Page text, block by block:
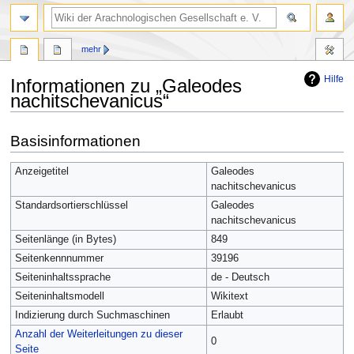
Hilfe
Informationen zu „Galeodes
nachitschevanicus“
Navigation
springen
Suche
springen
Basisinformationen
Anzeigetitel
Galeodes
nachitschevanicus
Standardsortierschlüssel
Galeodes
nachitschevanicus
Seitenlänge (in Bytes)
849
Seitenkennnummer
39196
Seiteninhaltssprache
de - Deutsch
Seiteninhaltsmodell
Wikitext
Indizierung durch Suchmaschinen
Erlaubt
Anzahl der Weiterleitungen zu dieser
Seite
0
mehr